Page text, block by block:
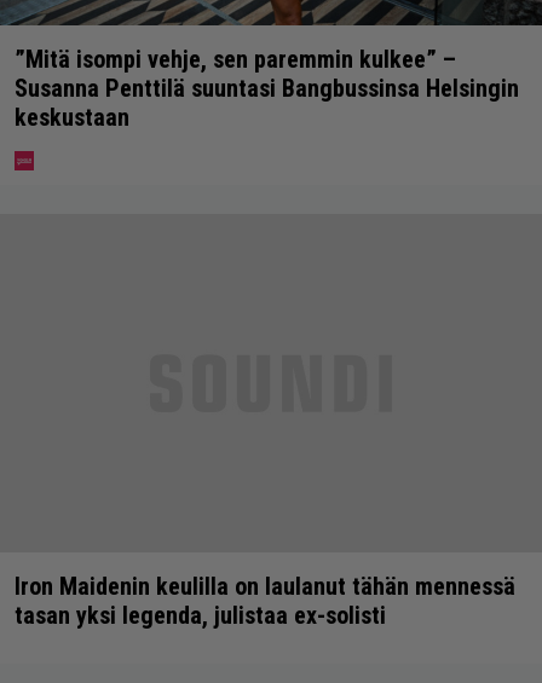
”Mitä isompi vehje, sen paremmin kulkee” –
Susanna Penttilä suuntasi Bangbussinsa Helsingin
keskustaan
Iron Maidenin keulilla on laulanut tähän mennessä
tasan yksi legenda, julistaa ex-solisti